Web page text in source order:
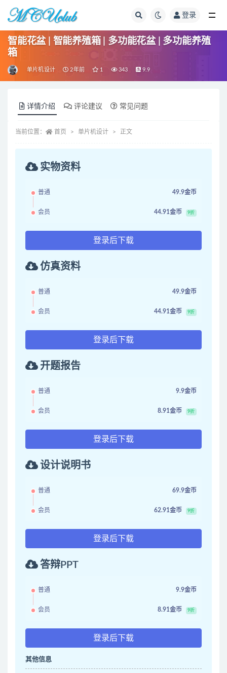
登录
智能花盆 | 智能养殖箱 | 多功能花盆 | 多功能养殖
箱
单片机设计 2年前 1 343 9.9
详情介绍 评论建议 常见问题
当前位置： 首页 单片机设计 正文
实物资料
普通 49.9金币
会员 44.91金币 9折
登录后下载
仿真资料
普通 49.9金币
会员 44.91金币 9折
登录后下载
开题报告
普通 9.9金币
会员 8.91金币 9折
登录后下载
设计说明书
普通 69.9金币
会员 62.91金币 9折
登录后下载
答辩PPT
普通 9.9金币
会员 8.91金币 9折
登录后下载
其他信息